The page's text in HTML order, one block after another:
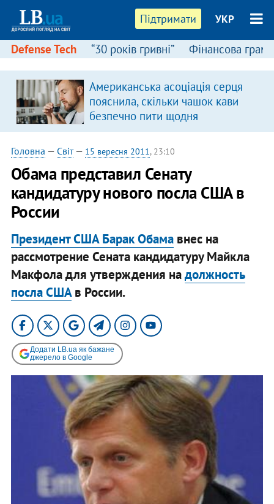
Підтримати УКР
Defense Tech “30 років гривні” Фінансова
Американська асоціація серця
пояснила, скільки чашок кави
безпечно пити щодня
Головна — Світ— 15 вересня 2011, 23:10
Обама представил Сенату
кандидатуру нового посла США в
России
Президент США Барак Обамавнес на
рассмотрение Сената кандидатуру Майкла
Макфола для утверждения надолжность
посла СШАв России.
Додати LB.ua як бажане
джерело в Google